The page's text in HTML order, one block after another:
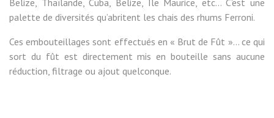
palette de diversités qu’abritent les chais des rhums Ferroni.
Ces embouteillages sont effectués en « Brut de Fût »... ce qui
sort du fût est directement mis en bouteille sans aucune
réduction, filtrage ou ajout quelconque.